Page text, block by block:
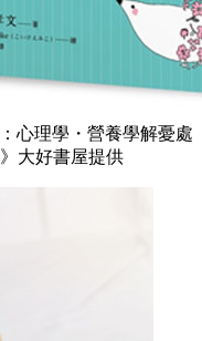
心理學・營養學解憂處
大好書屋提供